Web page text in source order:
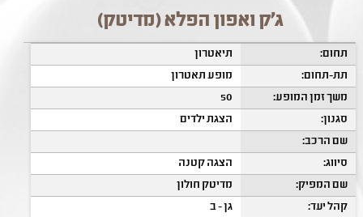
ג'ק ואפון הפלא (מדיטק)
תחום:
תיאטרון
תת-תחום:
מופע תאטרון
משך זמן המופע:
50
סגנון:
הצגת ילדים
שם הרכב:
סיווג:
הצגה קטנה
שם המפיק:
מדיטק חולון
קהל יעד:
גן - ב